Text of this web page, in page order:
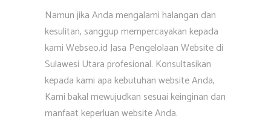
Namun jika Anda mengalami halangan dan
kesulitan, sanggup mempercayakan kepada
kami Webseo.id Jasa Pengelolaan Website di
Sulawesi Utara profesional. Konsultasikan
kepada kami apa kebutuhan website Anda,
Kami bakal mewujudkan sesuai keinginan dan
manfaat keperluan website Anda.